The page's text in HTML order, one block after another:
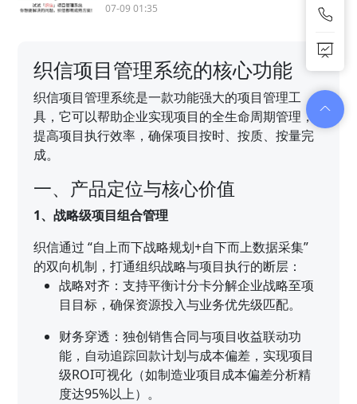
07-09 01:35
织信项目管理系统的核心功能
织信项目管理系统是一款功能强大的项目管理工
具，它可以帮助企业实现项目的全生命周期管理，
提高项目执行效率，确保项目按时、按质、按量完
成。
一、产品定位与核心价值
1、战略级项目组合管理
织信通过 “自上而下战略规划+自下而上数据采集”
的双向机制，打通组织战略与项目执行的断层：
战略对齐：支持平衡计分卡分解企业战略至项
目目标，确保资源投入与业务优先级匹配。
财务穿透：独创销售合同与项目收益联动功
能，自动追踪回款计划与成本偏差，实现项目
级ROI可视化（如制造业项目成本偏差分析精
度达95%以上）。